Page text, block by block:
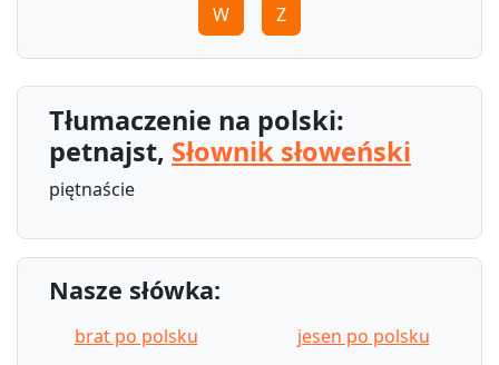
W Z
Tłumaczenie na polski:
petnajst, Słownik słoweński
piętnaście
Nasze słówka:
brat po polsku
jesen po polsku